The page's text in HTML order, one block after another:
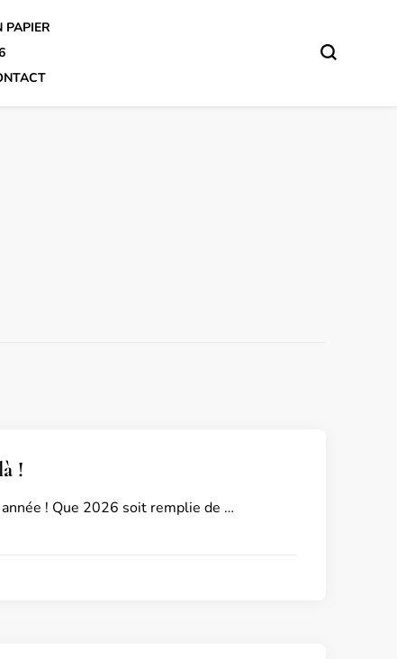
PAPIER
!
! Que 2026 soit remplie de …